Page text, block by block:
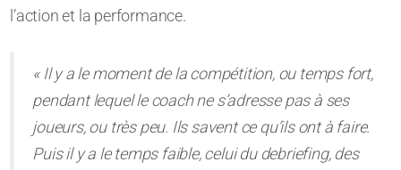
l’action et la performance.
« Il y a le moment de la compétition, ou temps fort,
pendant lequel le coach ne s’adresse pas à ses
joueurs, ou très peu. Ils savent ce qu’ils ont à faire.
Puis il y a le temps faible, celui du debriefing, des